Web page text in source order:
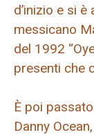
d’inizio e si
messicano
del 1992
presenti che
È poi
Danny